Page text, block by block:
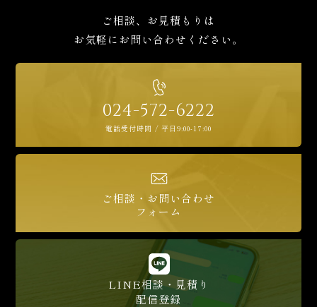
ご相談、お見積もりは
お気軽にお問い合わせください。
024-572-6222
電話受付時間 / 平日9:00-17:00
ご相談・お問い合わせ
フォーム
LINE相談・見積り
配信登録